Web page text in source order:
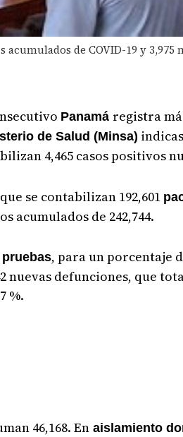
acumulados de COVID-19 y 3,975
Panamá registra
de Salud (Minsa)
4,465 casos positivos
que se contabilizan 192,601
acumulados de 242,744.
pruebas, para un porcentaje
nuevas defunciones, que
%.
46,168. En aislamiento